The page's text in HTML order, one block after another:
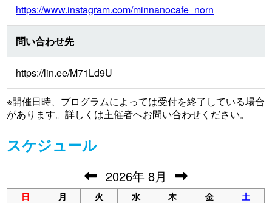
https://www.instagram.com/minnanocafe_norn
問い合わせ先
https://lin.ee/M71Ld9U
※開催日時、プログラムによっては受付を終了している場合
があります。詳しくは主催者へお問い合わせください。
スケジュール
2026年 8月
日 月 火 水 木 金
土